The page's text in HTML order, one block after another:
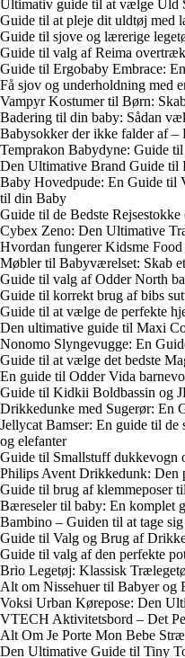
Ultimativ guide til at vælge Uld
Guide til at pleje dit uldtøj med
Guide til sjove og lærerige
Guide til valg af Reima
Guide til Ergobaby Embrace:
Få sjov og underholdning med
Vampyr Kostumer til Børn:
Badering til din baby: Sådan
Babysokker der ikke falder af –
Temprakon Babydyne: Guide
Den Ultimative Brand Guide til
Baby Hovedpude: En Guide til
til din Baby
Guide til de Bedste
Cybex Zeno: Den Ultimative
Hvordan fungerer Kidsme Food
Møbler til Babyværelset: Skab
Guide til valg af Odder North
Guide til korrekt brug af bibs
Guide til at vælge de perfekte
Den ultimative guide til Maxi
Nonomo Slyngevugge: En
Guide til at vælge det bedste
En guide til Odder Vida
Guide til Kidkii Boldbassin og
Drikkedunke med Sugerør: En
Jellycat Bamser: En guide til de
og elefanter
Guide til Smallstuff dukkevogn
Philips Avent Drikkedunk: Den
Guide til brug af klemmeposer
Bæreseler til baby: En komplet
Bambino – Guiden til at tage
Guide til Valg og Brug af
Guide til valg af den perfekte
Brio Legetøj: Klassisk
Alt om Nissehuer til Babyer og
Voksi Urban Kørepose: Den
VTECH Aktivitetsbord – Det
Alt Om Je Porte Mon Bebe
Den Ultimative Guide til Tiny